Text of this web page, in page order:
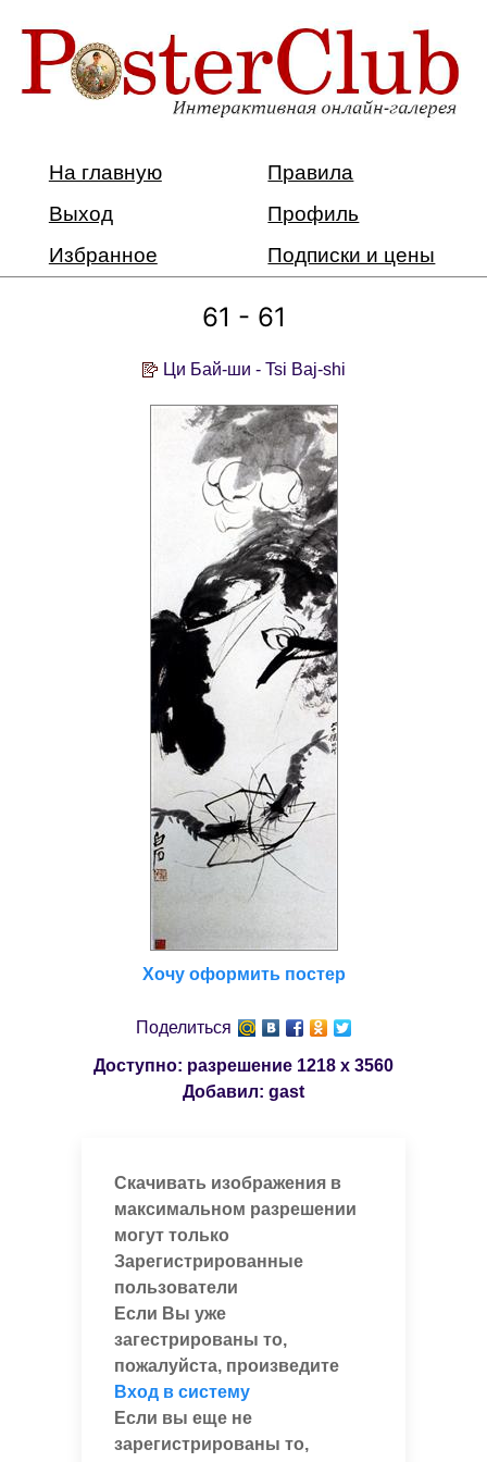
На главную
Правила
Выход
Профиль
Избранное
Подписки и цены
61 - 61
Ци Бай-ши - Tsi Baj-shi
Хочу оформить постер
Поделиться
Доступно: разрешение 1218 x 3560
Добавил: gast
Скачивать изображения в
максимальном разрешении
могут только
Зарегистрированные
пользователи
Если Вы уже
загестрированы то,
пожалуйста, произведите
Вход в систему
Если вы еще не
зарегистрированы то,